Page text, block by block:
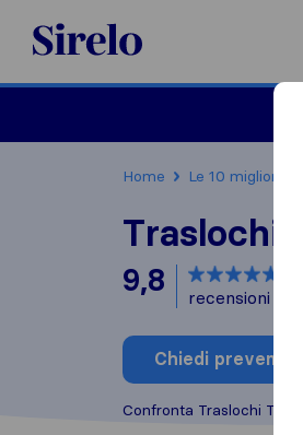
Sirelo.it
Home Le 10 migliori
Traslochi
9,8
recensioni di
Chiedi
Confronta Traslochi